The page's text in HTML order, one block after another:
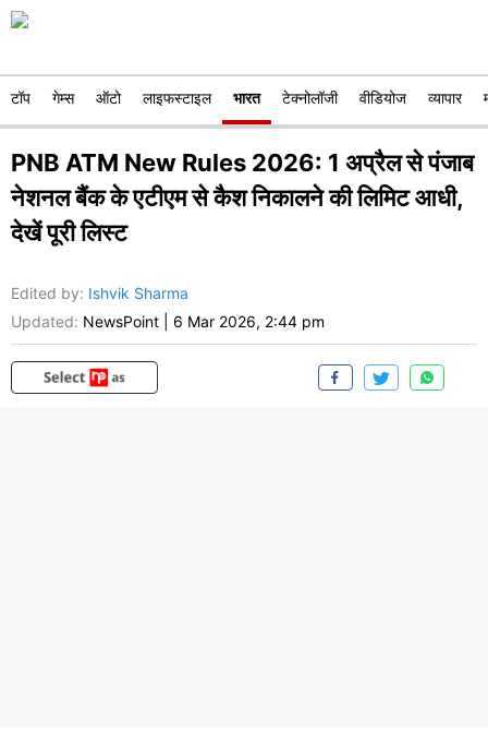
टॉप गेम्स ऑटो लाइफस्टाइल भारत टेक्नोलॉजी वीडियोज व्यापार
PNB ATM New Rules 2026: 1 अप्रैल से पंजाब
नेशनल बैंक के एटीएम से कैश निकालने की लिमिट आधी,
देखें पूरी लिस्ट
Edited by: Ishvik Sharma
Updated: NewsPoint 6 Mar 2026, 2:44 pm